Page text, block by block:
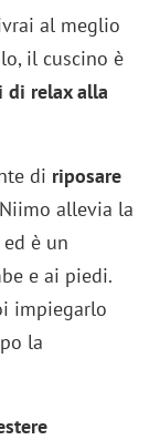
al meglio
il cuscino è
di relax alla
di riposare
allevia la
è un
e ai piedi.
impiegarlo
la